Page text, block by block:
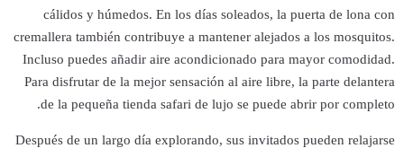
cálidos y
cremallera
Incluso puedes
Para disfrutar de
de la
Después de un